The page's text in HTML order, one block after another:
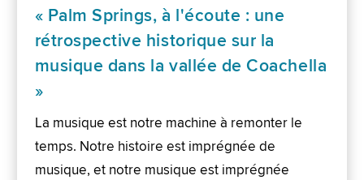
« Palm Springs, à l'écoute : une
rétrospective historique sur la
musique dans la vallée de Coachella
»
La musique est notre machine à remonter le
temps. Notre histoire est imprégnée de
musique, et notre musique est imprégnée